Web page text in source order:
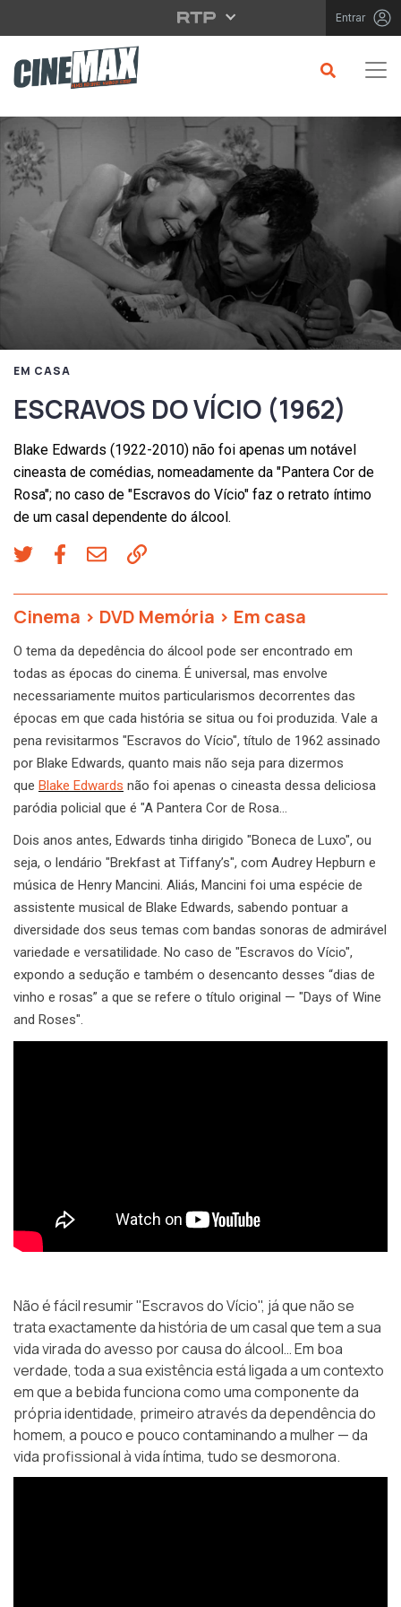
Saltar para o conteúdo principal Entrar
EM CASA
ESCRAVOS DO VÍCIO (1962)
Blake Edwards (1922-2010) não foi apenas um notável
cineasta de comédias, nomeadamente da "Pantera Cor de
Rosa"; no caso de "Escravos do Vício" faz o retrato íntimo
de um casal dependente do álcool.
Cinema > DVD Memória > Em casa
O tema da depedência do álcool pode ser encontrado em
todas as épocas do cinema. É universal, mas envolve
necessariamente muitos particularismos decorrentes das
épocas em que cada história se situa ou foi produzida. Vale a
pena revisitarmos "Escravos do Vício", título de 1962 assinado
por Blake Edwards, quanto mais não seja para dizermos
que Blake Edwards não foi apenas o cineasta dessa deliciosa
paródia policial que é "A Pantera Cor de Rosa…
Dois anos antes, Edwards tinha dirigido "Boneca de Luxo", ou
seja, o lendário "Brekfast at Tiffany’s", com Audrey Hepburn e
música de Henry Mancini. Aliás, Mancini foi uma espécie de
assistente musical de Blake Edwards, sabendo pontuar a
diversidade dos seus temas com bandas sonoras de admirável
variedade e versatilidade. No caso de "Escravos do Vício",
expondo a sedução e também o desencanto desses “dias de
vinho e rosas” a que se refere o título original — "Days of Wine
and Roses".
Não é fácil resumir "Escravos do Vício", já que não se
trata exactamente da história de um casal que tem a sua
vida virada do avesso por causa do álcool… Em boa
verdade, toda a sua existência está ligada a um contexto
em que a bebida funciona como uma componente da
própria identidade, primeiro através da dependência do
homem, a pouco e pouco contaminando a mulher — da
vida profissional à vida íntima, tudo se desmorona.